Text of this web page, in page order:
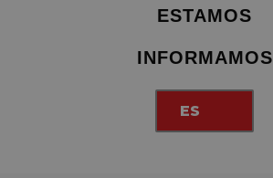
ESTAMOS
INFORMAMOS
ES